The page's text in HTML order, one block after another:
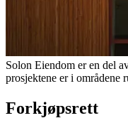
Solon Eiendom er en del
prosjektene er i områdene
Forkjøpsrett